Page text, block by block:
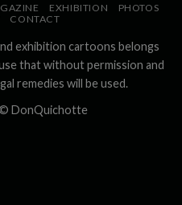
EXHIBITION
PHOTOS
CONTACT
exhibition cartoons belongs
that without permission and
remedies will be used.
DonQuichotte